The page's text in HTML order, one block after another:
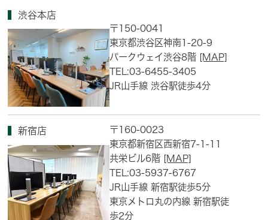
渋谷本店
〒150-0041
東京都渋谷区神南1-20-9
パークウェイ渋谷8階 [MAP]
TEL:03-6455-3405
JR山手線 渋谷駅徒歩4分
新宿店
〒160-0023
東京都新宿区西新宿7-1-11
共栄ビル6階 [MAP]
TEL:03-5937-6767
JR山手線 新宿駅徒歩5分
東京メトロ丸の内線 新宿駅徒
歩2分